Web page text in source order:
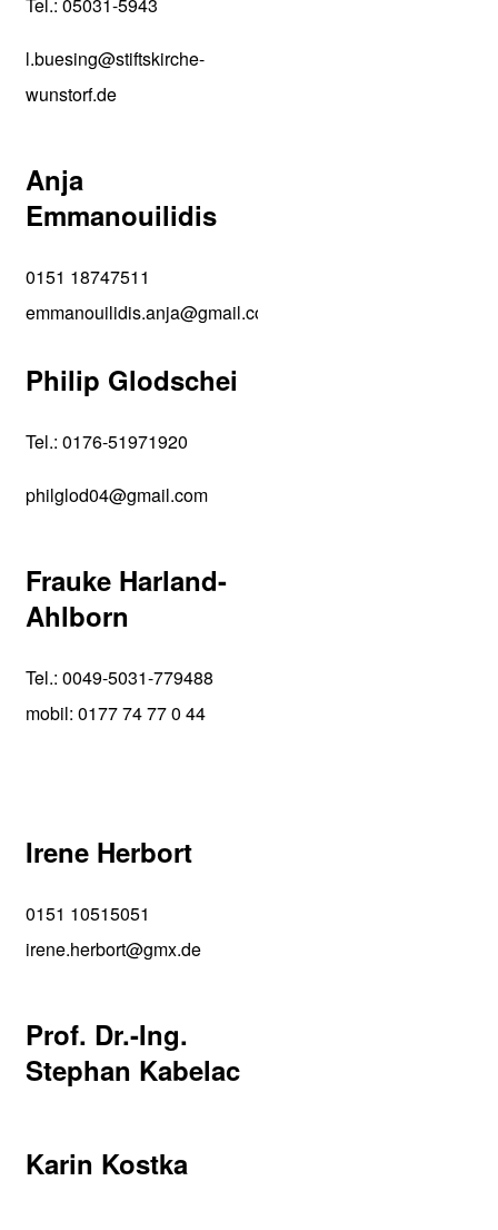
Tel.: 05031-5943
l.buesing@stiftskirche-
wunstorf.de
Anja
Emmanouilidis
0151 18747511
emmanouilidis.anja@gmail.com
Philip Glodschei
Tel.: 0176-51971920
philglod04@gmail.com
Frauke Harland-
Ahlborn
Tel.: 0049-5031-779488
mobil: 0177 74 77 0 44
Irene Herbort
0151 10515051
irene.herbort@gmx.de
Prof. Dr.-Ing.
Stephan Kabelac
Karin Kostka